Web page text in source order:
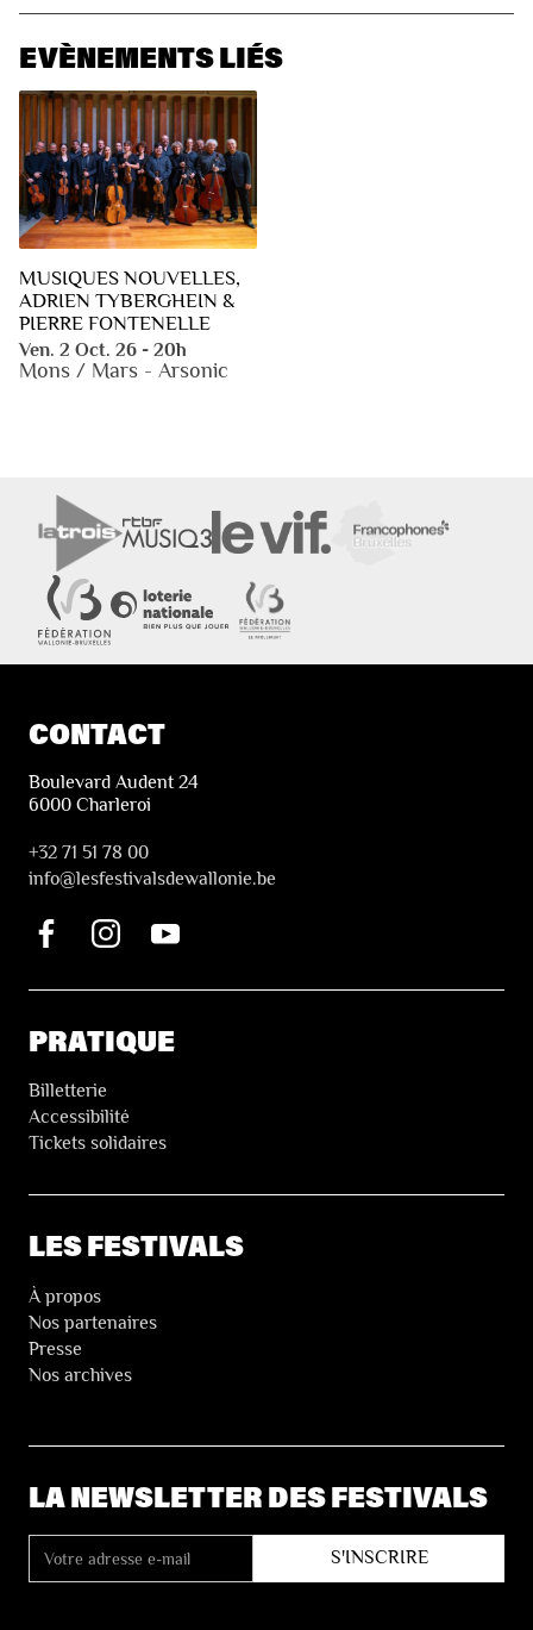
EVÈNEMENTS LIÉS
MUSIQUES NOUVELLES,
ADRIEN TYBERGHEIN &
PIERRE FONTENELLE
Ven. 2 Oct. 26 - 20h
Mons / Mars - Arsonic
CONTACT
Boulevard Audent 24
6000 Charleroi
+32 71 51 78 00
info@lesfestivalsdewallonie.be
PRATIQUE
Billetterie
Accessibilité
Tickets solidaires
LES FESTIVALS
À propos
Nos partenaires
Presse
Nos archives
LA NEWSLETTER DES FESTIVALS